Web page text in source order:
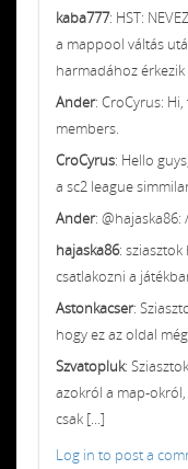
kaba777: HST:
a mappool váltás
harmadához érkezik
Ander: CroCyrus:
members.
CroCyrus: Hello
a sc2 league
Ander:
hajaska86:
csatlakozni a
Astonkacser:
hogy ez az oldal
Szvatopluk:
azokról a map-
csak [...]
Log in to post a